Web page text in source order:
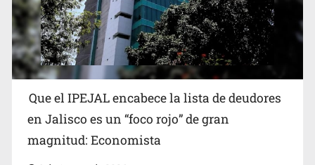
Congreso, de vacación y con varios pendientes
Que el IPEJAL encabece la lista de deudores
en Jalisco es un “foco rojo” de gran
magnitud: Economista